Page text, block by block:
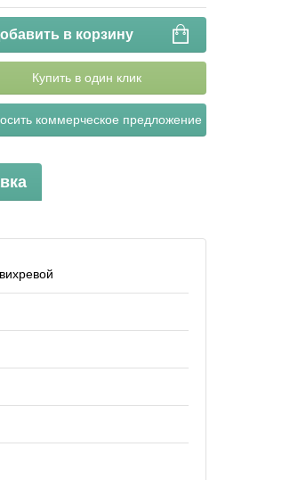
в корзину
Купить в один клик
коммерческое предложение